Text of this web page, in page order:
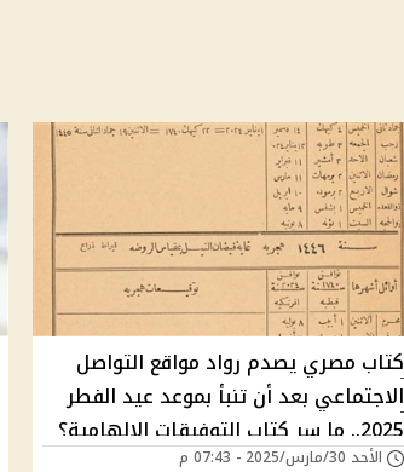
كتاب مصري يصدم رواد مواقع التواصل
الاجتماعي بعد أن تنبأ بموعد عيد الفطر
2025.. ما سر كتاب التوفيقات الإلهامية؟
الأحد 30/مارس/2025 - 07:43 م